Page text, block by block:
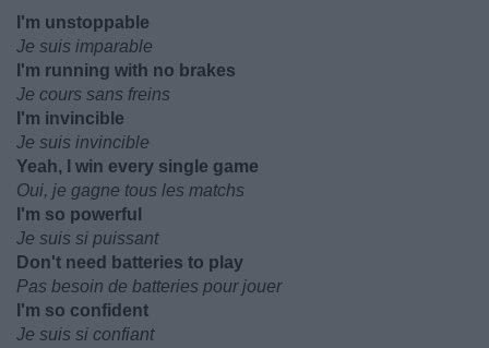
I'm unstoppable
Je suis imparable
I'm running with no brakes
Je cours sans freins
I'm invincible
Je suis invincible
Yeah, I win every single game
Oui, je gagne tous les matchs
I'm so powerful
Je suis si puissant
Don't need batteries to play
Pas besoin de batteries pour jouer
I'm so confident
Je suis si confiant